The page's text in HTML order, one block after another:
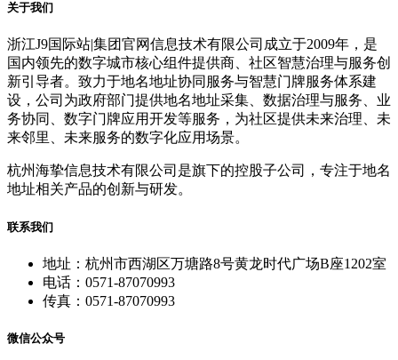
关于我们
浙江J9国际站|集团官网信息技术有限公司成立于2009年，是
国内领先的数字城市核心组件提供商、社区智慧治理与服务创
新引导者。致力于地名地址协同服务与智慧门牌服务体系建
设，公司为政府部门提供地名地址采集、数据治理与服务、业
务协同、数字门牌应用开发等服务，为社区提供未来治理、未
来邻里、未来服务的数字化应用场景。
杭州海挚信息技术有限公司是旗下的控股子公司，专注于地名
地址相关产品的创新与研发。
联系我们
地址：杭州市西湖区万塘路8号黄龙时代广场B座1202室
电话：0571-87070993
传真：0571-87070993
微信公众号